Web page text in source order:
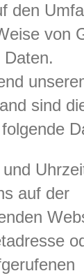
den
von
Daten.
sind
auf der